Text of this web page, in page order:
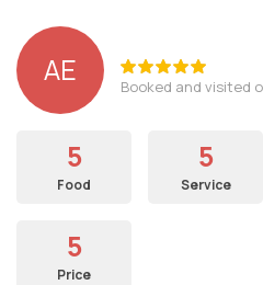
AE Booked and visited
5
Food
5
Service
5
Price